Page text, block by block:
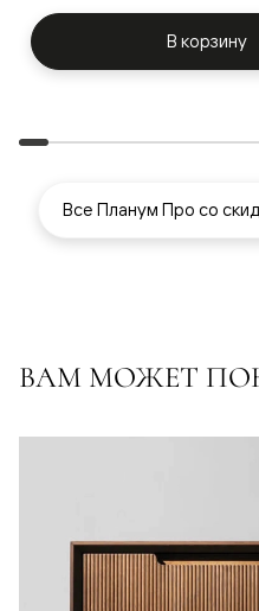
В корзину
Все Планум Про со
ВАМ МОЖЕТ